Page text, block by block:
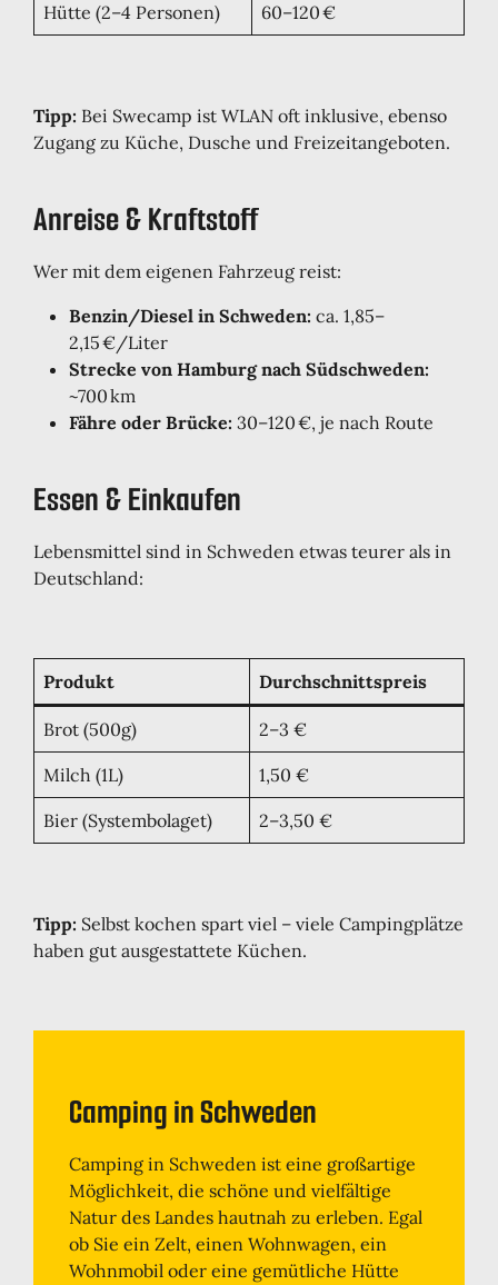
Hütte (2–4 Personen) 60–120 €
Tipp: Bei Swecamp ist WLAN oft inklusive, ebenso
Zugang zu Küche, Dusche und Freizeitangeboten.
Anreise & Kraftstoff
Wer mit dem eigenen Fahrzeug reist:
Benzin/Diesel in Schweden: ca. 1,85–
2,15 €/Liter
Strecke von Hamburg nach Südschweden:
~700 km
Fähre oder Brücke: 30–120 €, je nach Route
Essen & Einkaufen
Lebensmittel sind in Schweden etwas teurer als in
Deutschland:
Produkt Durchschnittspreis
Brot (500g) 2–3 €
Milch (1L) 1,50 €
Bier (Systembolaget) 2–3,50 €
Tipp: Selbst kochen spart viel – viele Campingplätze
haben gut ausgestattete Küchen.
Camping in Schweden
Camping in Schweden ist eine großartige
Möglichkeit, die schöne und vielfältige
Natur des Landes hautnah zu erleben. Egal
ob Sie ein Zelt, einen Wohnwagen, ein
Wohnmobil oder eine gemütliche Hütte